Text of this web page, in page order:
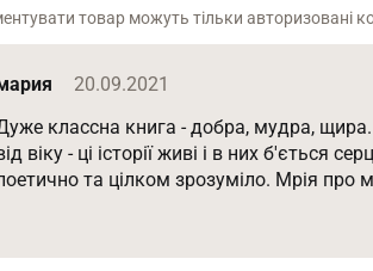
товар можуть тільки авторизовані
20.09.2021
классна книга - добра, мудра, щира.
віку - ці історії живі і в них б'ється
та цілком зрозуміло. Мрія про море - це про мрії кожного з нас, що ми відкладаємо в довгий ящик.
немає. Історія про Місяць - історія про
для дітей і дорослим, адже нам